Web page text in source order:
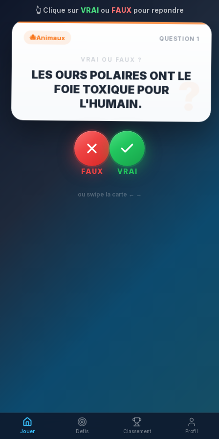
👆Clique sur VRAI ou FAUX pour repondre
?
🐙Animaux QUESTION
VRAI OU FAUX ?
LES OURS POLAIRES ONT LE
FOIE TOXIQUE POUR
L'HUMAIN.
FAUX VRAI
ou swipe la carte ← →
Jouer Defis Classement Profil